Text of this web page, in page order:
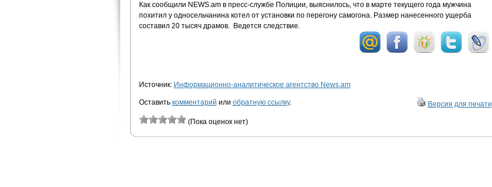
Как сообщили NEWS.am в пресс-службе Полиции, выяснилось, что в марте текущего года мужчина
похитил у односельчанина котел от установки по перегону самогона. Размер нанесенного ущерба
составил 20 тысяч драмов. Ведется следствие.
Источник: Информационно-аналитическое агентство News.am
Оставить комментарий или обратную ссылку. Версия для печати
(Пока оценок нет)